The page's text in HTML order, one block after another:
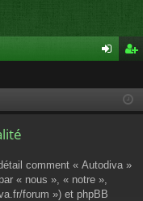
cri
comment « Autodiva »
« nous », « notre »,
forum ») et phpBB